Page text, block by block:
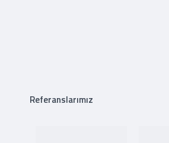
Referanslarımız